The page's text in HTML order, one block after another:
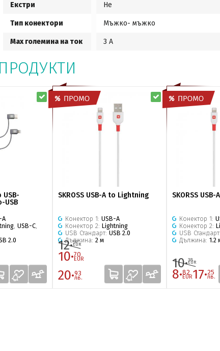
Екстри Не
Тип конектори Мъжко- мъжко
Мах големина на ток 3 A
USB-
USB
A
USB-C
2.0
SKROSS USB-A to Lightning
Конектор 1: USB-A
Конектор 2: Lightning
USB Стандарт: USB 2.0
Дължина: 2 м
12·59
EUR
10·70
EUR
20·93
лв.
SKORSS
Конектор 1:
Конектор 2:
USB Стандарт:
Дължина: 1.2
10·38
EUR
8·82
EUR17·25
лв.